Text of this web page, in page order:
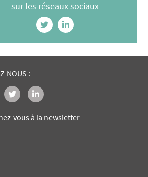
sur les réseaux sociaux
NOUS :
vous à la newsletter